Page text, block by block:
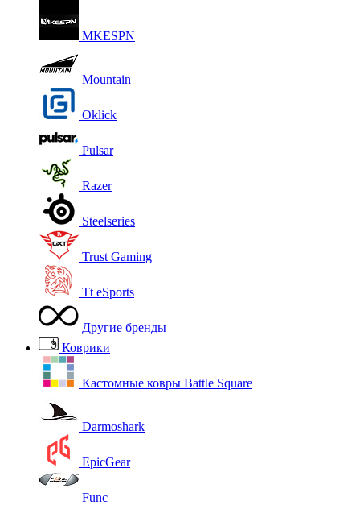
MKESPN
Mountain
Oklick
Pulsar
Razer
Steelseries
Trust Gaming
Tt eSports
Другие бренды
Коврики
Кастомные ковры Battle Square
Darmoshark
EpicGear
Func